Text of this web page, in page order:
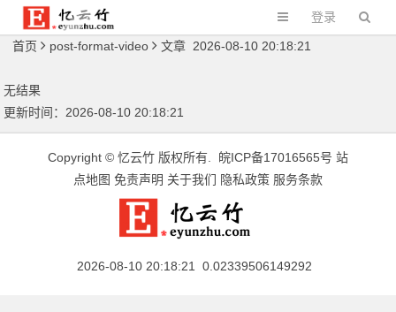
登录
首页 post-format-video 文章 2026-08-10 20:18:21
无结果
更新时间：2026-08-10 20:18:21
Copyright © 忆云竹 版权所有. 皖ICP备17016565号 站
点地图 免责声明 关于我们 隐私政策 服务条款
2026-08-10 20:18:21 0.02339506149292